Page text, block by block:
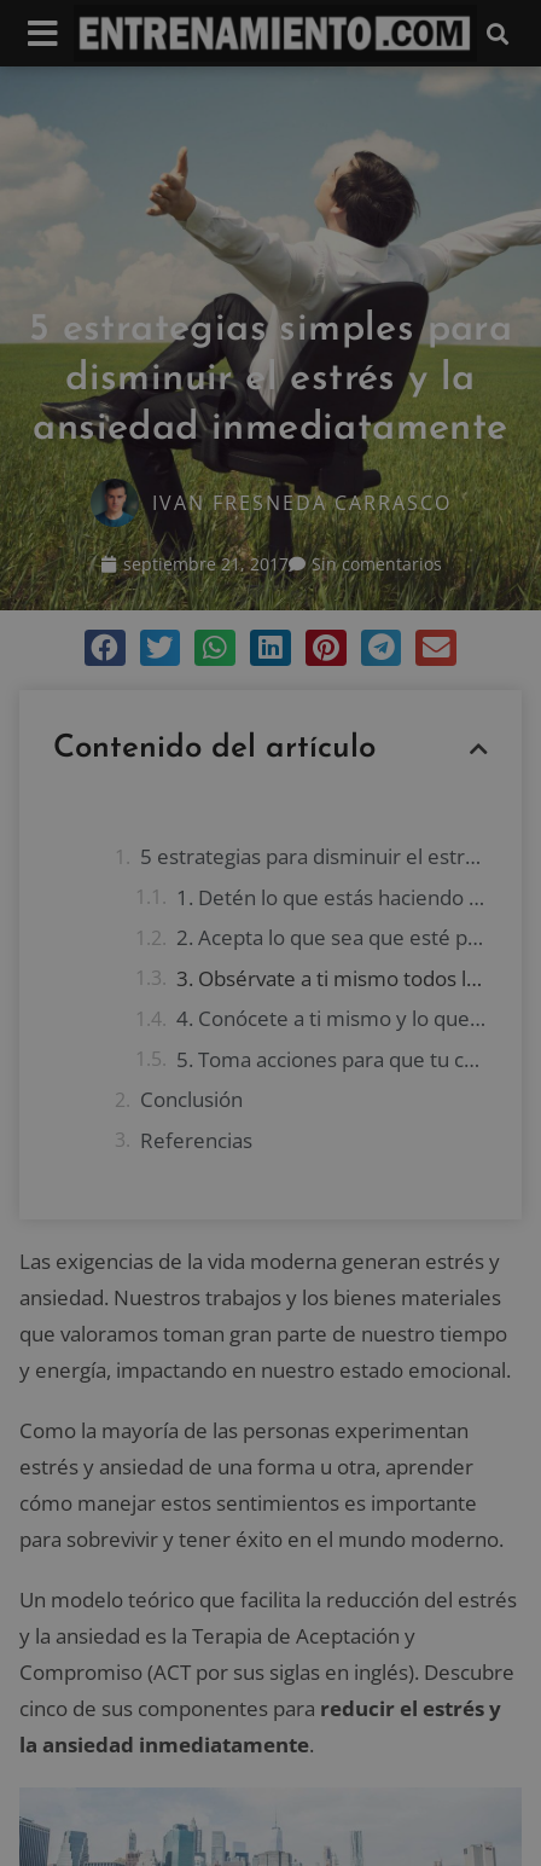
5 estrategias simples para
disminuir el estrés y la
ansiedad inmediatamente
IVAN FRESNEDA CARRASCO
septiembre 21, 2017 Sin comentarios
Contenido del artículo
5 estrategias para disminuir el estrés y la ansiedad
1. Detén lo que estás haciendo y haz contacto con el presente
2. Acepta lo que sea que esté pasando dándole un lugar a tus sentimientos
3. Obsérvate a ti mismo todos los días
4. Conócete a ti mismo y lo que realmente te importa para aclarar tus valores
5. Toma acciones para que tu comportamiento coincida con tus valores
Conclusión
Referencias
Las exigencias de la vida moderna generan estrés y
ansiedad. Nuestros trabajos y los bienes materiales
que valoramos toman gran parte de nuestro tiempo
y energía, impactando en nuestro estado emocional.
Como la mayoría de las personas experimentan
estrés y ansiedad de una forma u otra, aprender
cómo manejar estos sentimientos es importante
para sobrevivir y tener éxito en el mundo moderno.
Un modelo teórico que facilita la reducción del estrés
y la ansiedad es la Terapia de Aceptación y
Compromiso (ACT por sus siglas en inglés). Descubre
cinco de sus componentes para reducir el estrés y
la ansiedad inmediatamente.